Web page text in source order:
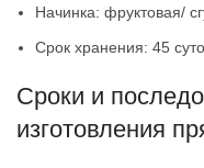
Начинка: фруктовая/
Срок хранения: 45
Сроки и
изготовления